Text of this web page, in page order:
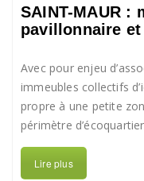
SAINT-MAUR :
pavillonnaire
Avec pour enjeu
immeubles collectifs
propre à une petite
périmètre
Lire plus